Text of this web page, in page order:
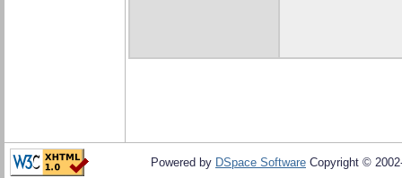
Powered by DSpace Software Copyright ©